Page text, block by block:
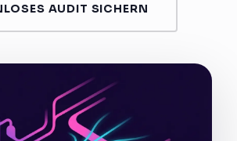
AUDIT SICHERN